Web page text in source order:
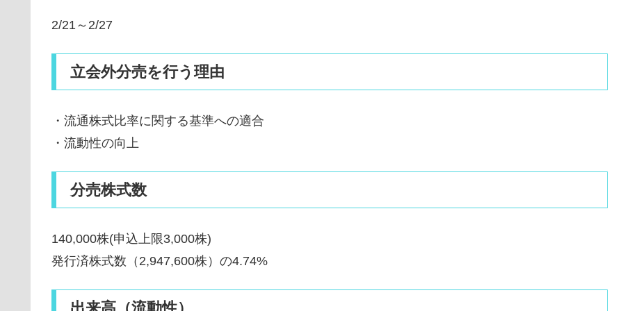
2/21～2/27
立会外分売を行う理由
・流通株式比率に関する基準への適合
・流動性の向上
分売株式数
140,000株(申込上限3,000株)
発行済株式数（2,947,600株）の4.74%